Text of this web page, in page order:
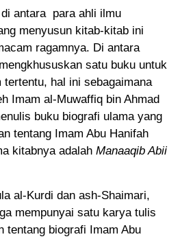
di antara para ahli ilmu
menyusun kitab-kitab ini
ragamnya. Di antara
satu buku untuk
tertentu, hal ini sebagaimana
Imam al-Muwaffiq bin Ahmad
buku biografi ulama yang
tentang Imam Abu Hanifah
kitabnya adalah Manaaqib Abii
al-Kurdi dan ash-Shaimari,
mempunyai satu karya tulis
tentang biografi Imam Abu